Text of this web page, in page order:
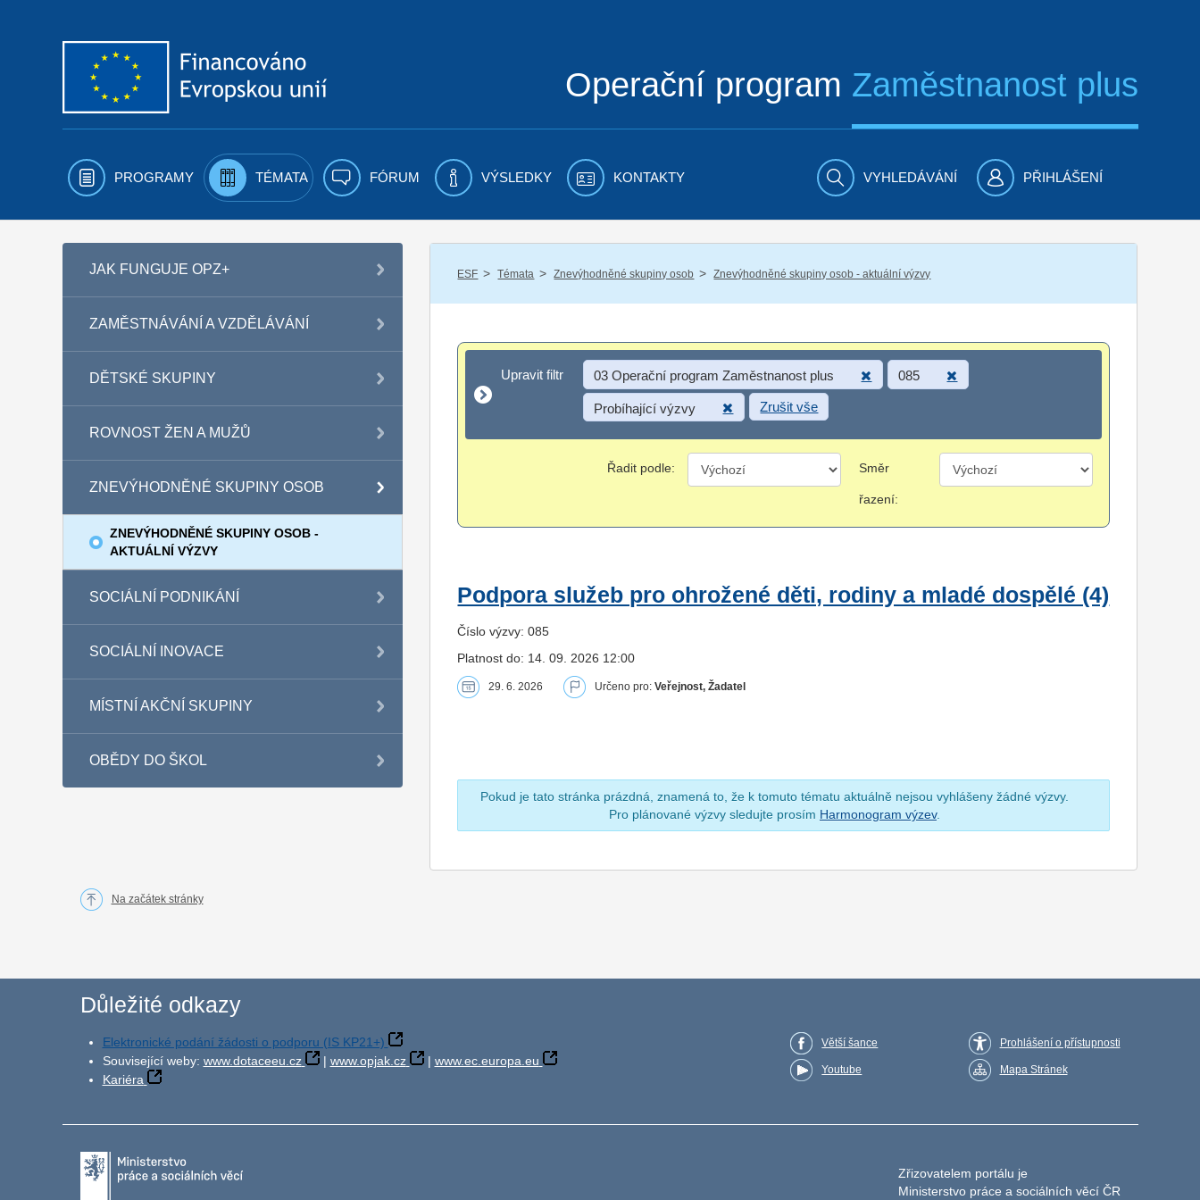
Operační program Zaměstnanost plus
PROGRAMY TÉMATA FÓRUM VÝSLEDKY KONTAKTY VYHLEDÁVÁNÍ PŘIHLÁŠENÍ
JAK FUNGUJE OPZ+
ZAMĚSTNÁVÁNÍ A VZDĚLÁVÁNÍ
DĚTSKÉ SKUPINY
ROVNOST ŽEN A MUŽŮ
ZNEVÝHODNĚNÉ SKUPINY OSOB
ZNEVÝHODNĚNÉ SKUPINY OSOB -
AKTUÁLNÍ VÝZVY
SOCIÁLNÍ PODNIKÁNÍ
SOCIÁLNÍ INOVACE
MÍSTNÍ AKČNÍ SKUPINY
OBĚDY DO ŠKOL
ESF / Témata / Znevýhodněné skupiny osob / Znevýhodněné skupiny osob - aktuální výzvy
Upravit filtr
Upravit filtr 03 Operační program Zaměstnanost plus 085
Probíhající výzvy Zrušit vše
Řadit podle: Směr
řazení:
Podpora služeb pro ohrožené děti, rodiny a mladé dospělé (4)
Číslo výzvy: 085
Platnost do: 14. 09. 2026 12:00
29. 6. 2026 Určeno pro:Veřejnost, Žadatel
Pokud je tato stránka prázdná, znamená to, že k tomuto tématu aktuálně nejsou vyhlášeny žádné výzvy.
Pro plánované výzvy sledujte prosím Harmonogram výzev.
Na začátek stránky
Důležité odkazy
Elektronické podání žádosti o podporu (IS KP21+)
Související weby: www.dotaceeu.cz | www.opjak.cz | www.ec.europa.eu
Kariéra
Větší šance
Youtube
Prohlášení o přístupnosti
Mapa Stránek
Zřizovatelem portálu je
Ministerstvo práce a sociálních věcí ČR